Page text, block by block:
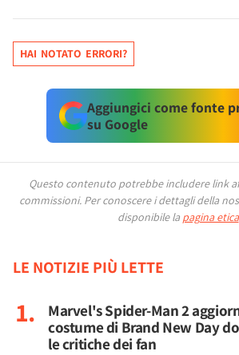
HAI NOTATO ERRORI?
Aggiungici come fonte
su Google
Questo contenuto potrebbe includere link
commissioni. Per conoscere i dettagli della
disponibile la pagina etica
LE NOTIZIE PIÙ LETTE
Marvel's Spider-Man 2
costume di Brand New Day
le critiche dei fan